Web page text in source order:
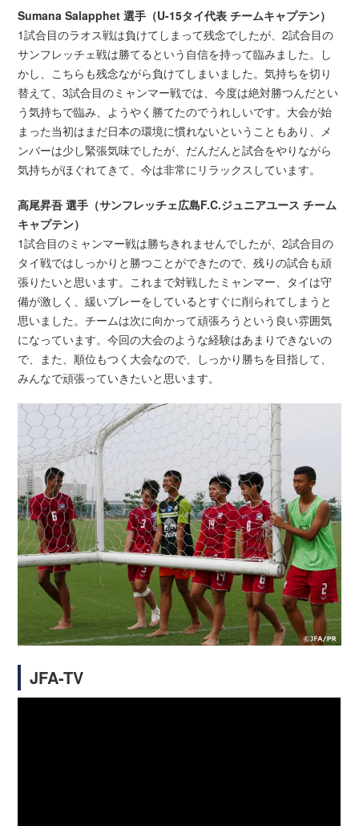
Sumana Salapphet 選手（U-15タイ代表 チームキャプテン）
1試合目のラオス戦は負けてしまって残念でしたが、2試合目の
サンフレッチェ戦は勝てるという自信を持って臨みました。し
かし、こちらも残念ながら負けてしまいました。気持ちを切り
替えて、3試合目のミャンマー戦では、今度は絶対勝つんだとい
う気持ちで臨み、ようやく勝てたのでうれしいです。大会が始
まった当初はまだ日本の環境に慣れないということもあり、メ
ンバーは少し緊張気味でしたが、だんだんと試合をやりながら
気持ちがほぐれてきて、今は非常にリラックスしています。
高尾昇吾 選手（サンフレッチェ広島F.C.ジュニアユース チーム
キャプテン）
1試合目のミャンマー戦は勝ちきれませんでしたが、2試合目の
タイ戦ではしっかりと勝つことができたので、残りの試合も頑
張りたいと思います。これまで対戦したミャンマー、タイは守
備が激しく、緩いプレーをしているとすぐに削られてしまうと
思いました。チームは次に向かって頑張ろうという良い雰囲気
になっています。今回の大会のような経験はあまりできないの
で、また、順位もつく大会なので、しっかり勝ちを目指して、
みんなで頑張っていきたいと思います。
JFA-TV